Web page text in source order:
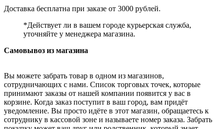
Доставка бесплатна при заказе от 3000 рублей.
*Действует ли в вашем городе курьерская служба,
уточняйте у менеджера магазина.
Самовывоз из магазина
Вы можете забрать товар в одном из магазинов,
сотрудничающих с нами. Список торговых точек, которые
принимают заказы от нашей компании появится у вас в
корзине. Когда заказ поступит в ваш город, вам придёт
уведомление. Вы просто идёте в этот магазин, обращаетесь к
сотруднику в кассовой зоне и называете номер заказа. Забрать